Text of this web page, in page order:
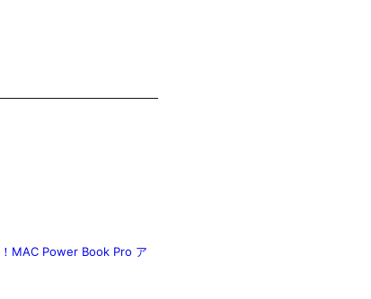
MAC Power Book Pro ア